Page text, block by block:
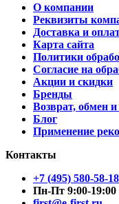
О компании
Реквизиты
Доставка и
Карта сайта
Политики
Согласие на
Акции и скидки
Бренды
Возврат, обмен
Блог
Применение
Контакты
+7 (495) 580-58-18
Пн-Пт 9:00-19:00